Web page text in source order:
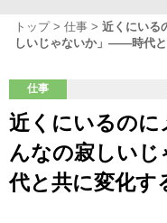
トップ 仕事
近くにいる
しいじゃないか」――時代
仕事
近くにいるのに
んなの寂しい
代と共に変化す